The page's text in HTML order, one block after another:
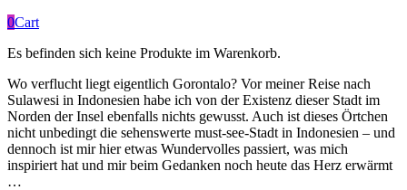
0Cart
Es befinden sich keine Produkte im Warenkorb.
Wo verflucht liegt eigentlich Gorontalo? Vor meiner Reise nach
Sulawesi in Indonesien habe ich von der Existenz dieser Stadt im
Norden der Insel ebenfalls nichts gewusst. Auch ist dieses Örtchen
nicht unbedingt die sehenswerte must-see-Stadt in Indonesien – und
dennoch ist mir hier etwas Wundervolles passiert, was mich
inspiriert hat und mir beim Gedanken noch heute das Herz erwärmt
…